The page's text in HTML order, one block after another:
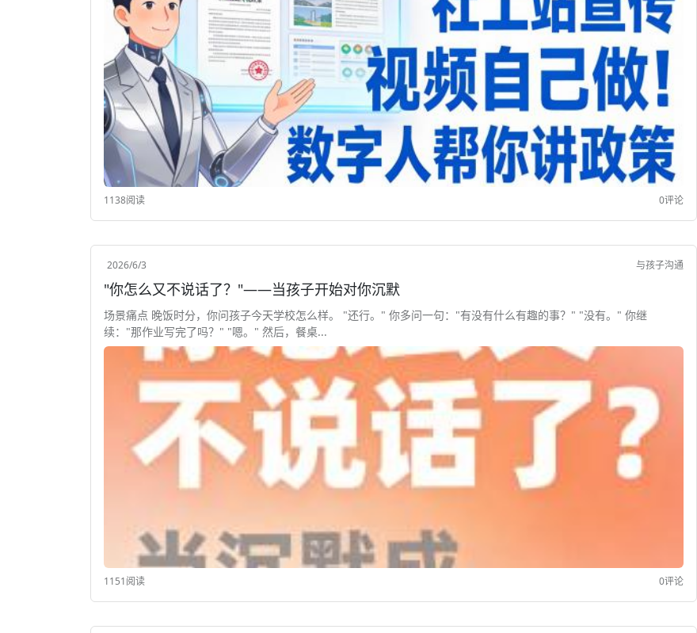
1138阅读 0评论
2026/6/3 与孩子沟通
"你怎么又不说话了？"——当孩子开始对你沉默
场景痛点 晚饭时分，你问孩子今天学校怎么样。 "还行。" 你多问一句："有没有什么有趣的事？" "没有。" 你继
续："那作业写完了吗？" "嗯。" 然后，餐桌...
1151阅读 0评论